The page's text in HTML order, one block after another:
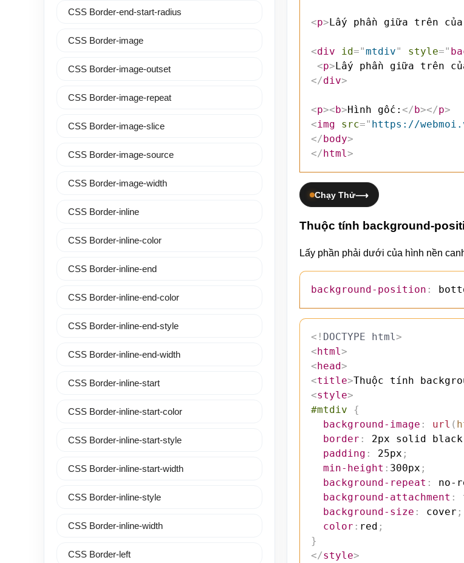
<p> Lấy phần giữa trên
<div id="mtdiv" style="
<p> Lấy phần giữa trên
</div>
<p>< b>Hình gốc: </ b></p>
<img src=" https://
</ body>
</ html>
Chạy Thử
Thuộc tính background-
Lấy phần phải dưới của hình nền
background-position :
<! DOCTYPE html >
<html >
<head>
<title>Thuộc tính
<style>
#mtdiv
{
background-image : url (
border : 2px solid black
padding : 25px ;
min-height : 300px ;
background-repeat : no-
background-attachment :
background-size : cover ;
color : red ;
}
</style>
CSS Border-end-start-radius
CSS Border-image
CSS Border-image-outset
CSS Border-image-repeat
CSS Border-image-slice
CSS Border-image-source
CSS Border-image-width
CSS Border-inline
CSS Border-inline-color
CSS Border-inline-end
CSS Border-inline-end-color
CSS Border-inline-end-style
CSS Border-inline-end-width
CSS Border-inline-start
CSS Border-inline-start-color
CSS Border-inline-start-style
CSS Border-inline-start-width
CSS Border-inline-style
CSS Border-inline-width
CSS Border-left